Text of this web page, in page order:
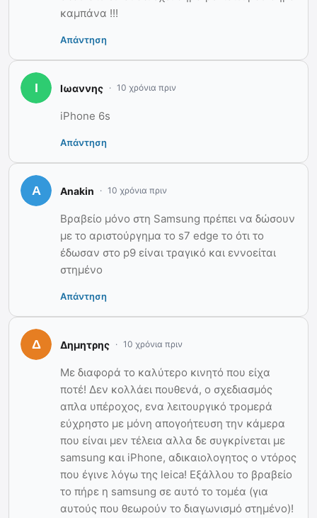
καμπάνα !!!
Απάντηση
Ιωαννης 10 χρόνια πριν
iPhone 6s
Απάντηση
Anakin 10 χρόνια πριν
Βραβείο μόνο στη Samsung πρέπει να δώσουν
με το αριστούργημα το s7 edge το ότι το
έδωσαν στο p9 είναι τραγικό και εννοείται
στημένο
Απάντηση
Δημητρης 10 χρόνια πριν
Με διαφορά το καλύτερο κινητό που είχα
ποτέ! Δεν κολλάει πουθενά, ο σχεδιασμός
απλα υπέροχος, ενα λειτουργικό τρομερά
εύχρηστο με μόνη απογοήτευση την κάμερα
που είναι μεν τέλεια αλλα δε συγκρίνεται με
samsung και iPhone, αδικαιολογητος ο ντόρος
που έγινε λόγω της leica! Εξάλλου το βραβείο
το πήρε η samsung σε αυτό το τομέα (για
αυτούς που θεωρούν το διαγωνισμό στημένο)!